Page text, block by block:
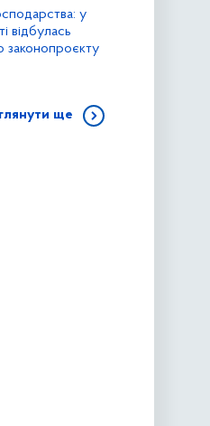
у
відбулась
ще